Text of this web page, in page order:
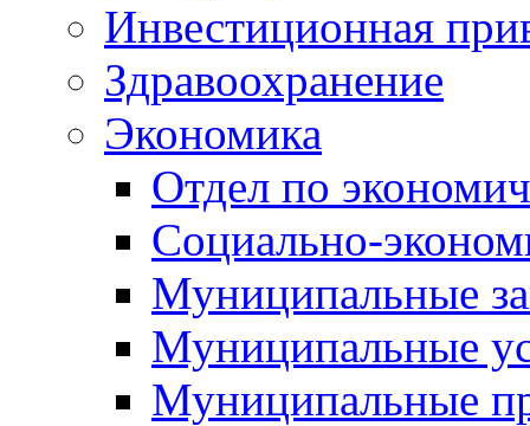
Инвестиционная
Здравоохранение
Экономика
Отдел по
Социально-
Муниципальные
Муниципальные
Муниципальные